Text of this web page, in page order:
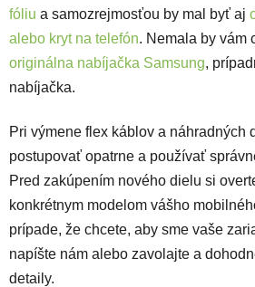
fóliu a samozrejmosťou by mal byť aj
alebo kryt na telefón. Nemala by vám
originálna nabíjačka Samsung,
nabíjačka.
Pri výmene flex káblov a náhradných
postupovať opatrne a používať
Pred zakúpením nového dielu si
konkrétnym modelom vášho
prípade, že chcete, aby sme vaše
napíšte nám alebo zavolajte a
detaily.